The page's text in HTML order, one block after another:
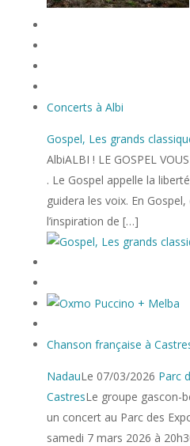
Concerts à Albi
Gospel, Les grands
AlbiALBI ! LE GOSPEL
. Le Gospel appelle la
guidera les voix. En
l’inspiration de […]
Chanson française à
NadauLe 07/03/2026 Parc
CastresLe groupe gascon-
un concert au Parc des
samedi 7 mars 2026 à